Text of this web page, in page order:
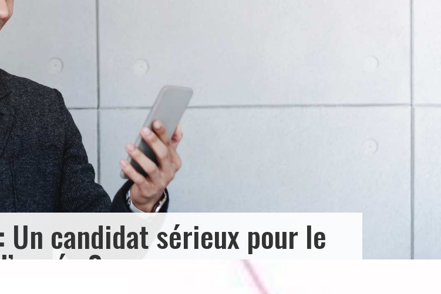
Un candidat sérieux pour le
?